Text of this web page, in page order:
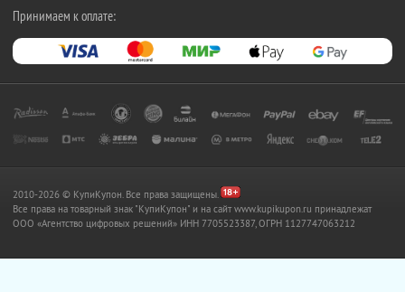
Принимаем к оплате:
2010-2026 © КупиКупон. Все права защищены.
Все права на товарный знак "КупиКупон" и на сайт www.kupikupon.ru принадлежат
OOO «Агентство цифровых решений» ИНН 7705523387, ОГРН 1127747063212